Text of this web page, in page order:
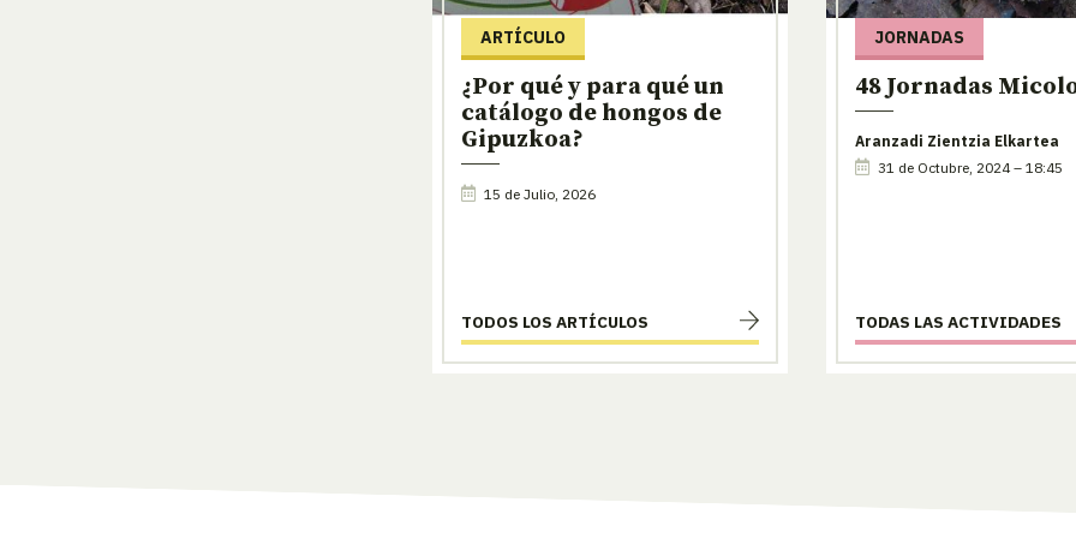
ARTÍCULO
¿Por qué y para qué un
catálogo de hongos de
Gipuzkoa?
15 de Julio, 2026
TODOS LOS ARTÍCULOS
JORNADAS
48 Jornadas
Aranzadi Zientzia Elkartea
31 de Octubre, 2024 – 18:45
TODAS LAS ACTIVIDADES